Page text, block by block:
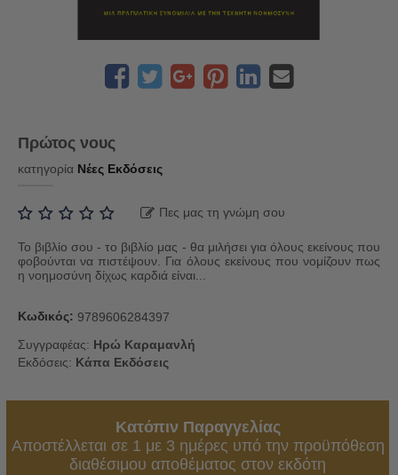
Πρώτος νους
κατηγορία Νέες Εκδόσεις
Πες μας τη γνώμη σου
Το βιβλίο σου - το βιβλίο μας - θα μιλήσει για όλους εκείνους που
φοβούνται να πιστέψουν. Για όλους εκείνους που νομίζουν πως
η νοημοσύνη δίχως καρδιά είναι...
Κωδικός: 9789606284397
Συγγραφέας: Ηρώ Καραμανλή
Εκδόσεις: Κάπα Εκδόσεις
Κατόπιν Παραγγελίας
Αποστέλλεται σε 1 με 3 ημέρες υπό την προϋπόθεση
διαθέσιμου αποθέματος στον εκδότη